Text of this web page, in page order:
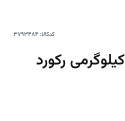
کدکالا:
دمبل ایروبیک بانوان روکش‌ دار 0.5 کیلوگرمی رکورد